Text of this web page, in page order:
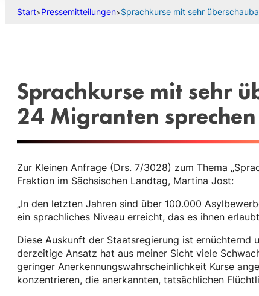
Start>Pressemitteilungen>Sprachkurse mit sehr
Sprachkurse mit sehr
24 Migranten
Zur Kleinen Anfrage (Drs. 7/3028) zum Thema
Fraktion im Sächsischen Landtag, Martina Jost:
„In den letzten Jahren sind über 100.000
ein sprachliches Niveau erreicht, das es ihnen
Diese Auskunft der Staatsregierung ist ernüchternd
derzeitige Ansatz hat aus meiner Sicht viele
geringer Anerkennungswahrscheinlichkeit Kurse
konzentrieren, die anerkannten, tatsächlichen